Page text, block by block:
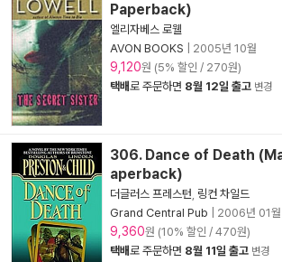
Paperback)
엘리자베스 로웰
AVON BOOKS
2005년 10월
9,120원 (5% 할인 / 270원)
택배로 주문하면 8월 12일 출고 변경
306. Dance of Death
aperback)
더글러스 프레스턴 링컨 차일드
Grand Central Pub
2006년 01월
9,360원 (10% 할인 / 470원)
택배로 주문하면 8월 11일 출고 변경